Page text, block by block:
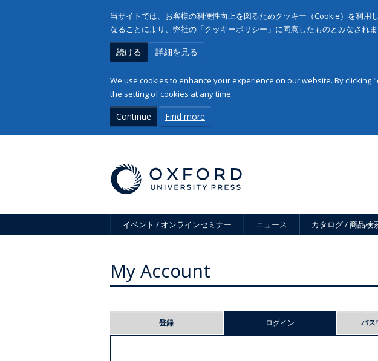
当サイトでは、お客様の利便性向上を図るためクッキー（Cookie）を利
なることにより、弊社の「クッキーポリシー」に同意したものとみなされ
続ける 詳細を見る
We use cookies to enhance your experience on our website. By
the setting of cookies at any time.
Continue Find more
イベント / オンラインセミナー ニュース カタログ / 商品検
My Account
登録 ログイン パス